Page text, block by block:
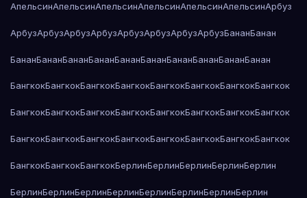
АпельсинАпельсинАпельсинАпельсинАпельсинАпельсинАрбуз
АрбузАрбузАрбузАрбузАрбузАрбузАрбузАрбузБананБанан
БананБананБананБананБананБананБананБананБананБанан
БангкокБангкокБангкокБангкокБангкокБангкокБангкокБангкок
БангкокБангкокБангкокБангкокБангкокБангкокБангкокБангкок
БангкокБангкокБангкокБангкокБангкокБангкокБангкокБангкок
БангкокБангкокБангкокБерлинБерлинБерлинБерлинБерлин
БерлинБерлинБерлинБерлинБерлинБерлинБерлинБерлин